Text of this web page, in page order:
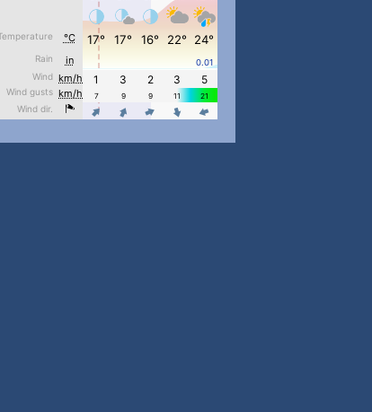
pimrec_project